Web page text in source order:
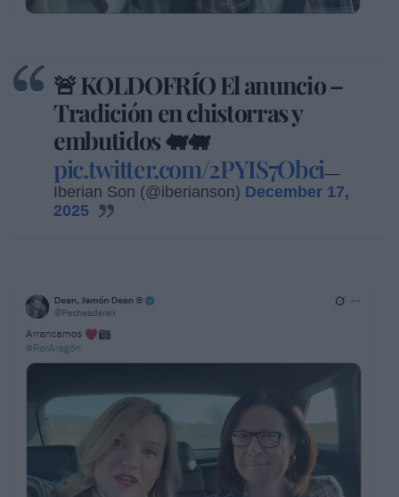
🚨 KOLDOFRÍO El anuncio –
Tradición en chistorras y
embutidos 🐖🐖
pic.twitter.com/2PYIS7Obci—
Iberian Son (@iberianson) December 17,
2025